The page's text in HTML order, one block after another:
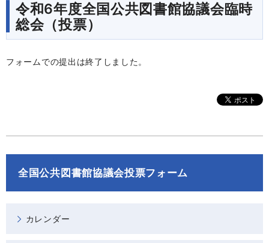
令和6年度全国公共図書館協議会臨時
総会（投票）
フォームでの提出は終了しました。
全国公共図書館協議会投票フォーム
カレンダー